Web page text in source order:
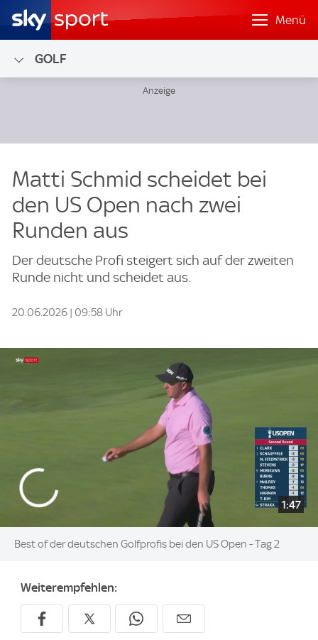
Menü
GOLF
Matti Schmid scheidet bei
den US Open nach zwei
Runden aus
Der deutsche Profi steigert sich auf der zweiten
Runde nicht und scheidet aus.
20.06.2026 | 09:58 Uhr
1:47
Best of der deutschen Golfprofis bei den US Open - Tag 2
Weiterempfehlen: